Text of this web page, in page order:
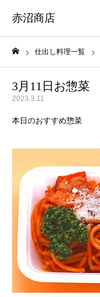
赤沼商店
仕出し料理一覧
3月11日お惣菜
2023.3.11
本日のおすすめ惣菜